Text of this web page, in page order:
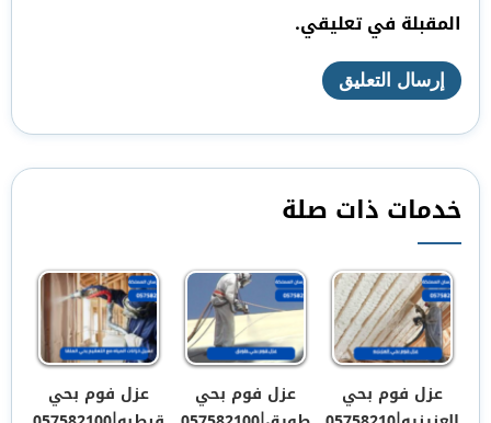
المقبلة في تعليقي.
خدمات ذات صلة
عزل فوم بحي
عزل فوم بحي
عزل فوم بحي